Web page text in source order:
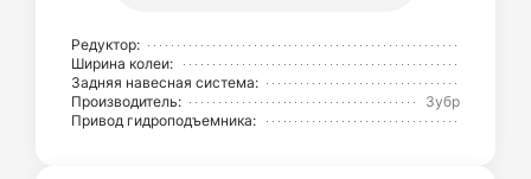
Редуктор:
Ширина колеи:
Задняя навесная система:
Производитель:
Зубр
Привод гидроподъемника: